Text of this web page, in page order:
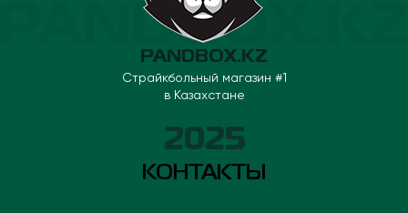
PANDBOX.KZ
Страйкбольный магазин #1
в Казахстане
2025
КОНТАКТЫ